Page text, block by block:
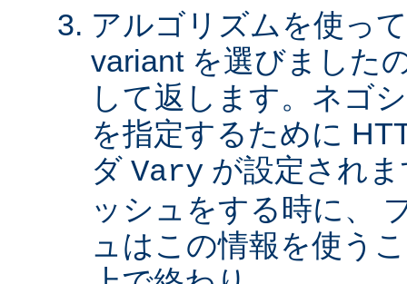
アルゴリズムを使っ
variant を選びました
して返します。ネゴ
を指定するために
ダ Vary が設定され
ッシュをする時に、
ュはこの情報を使う